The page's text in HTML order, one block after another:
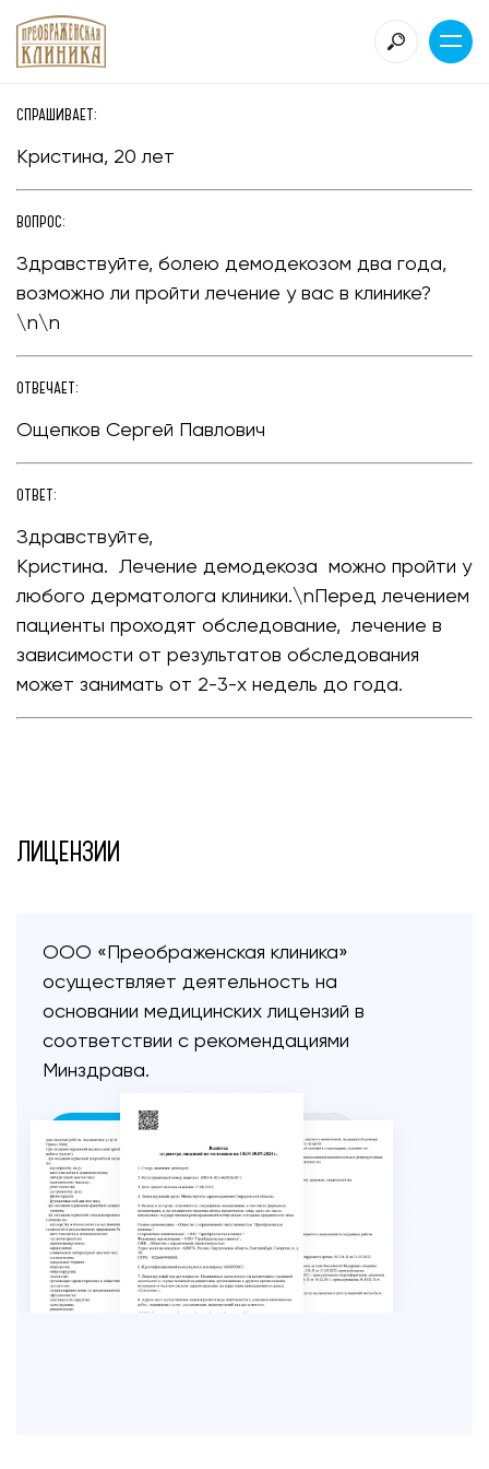
СПРАШИВАЕТ:
Кристина, 20 лет
ВОПРОС:
Здравствуйте, болею демодекозом два года,
возможно ли пройти лечение у вас в клинике?
\n\n
ОТВЕЧАЕТ:
Ощепков Сергей Павлович
ОТВЕТ:
Здравствуйте,
Кристина. Лечение демодекоза можно пройти у
любого дерматолога клиники.\nПеред лечением
пациенты проходят обследование, лечение в
зависимости от результатов обследования
может занимать от 2-3-х недель до года.
ЛИЦЕНЗИИ
ООО «Преображенская клиника»
осуществляет деятельность на
основании медицинских лицензий в
соответствии с рекомендациями
Минздрава.
ПОСМОТРЕТЬ ЛИЦЕНЗИИ